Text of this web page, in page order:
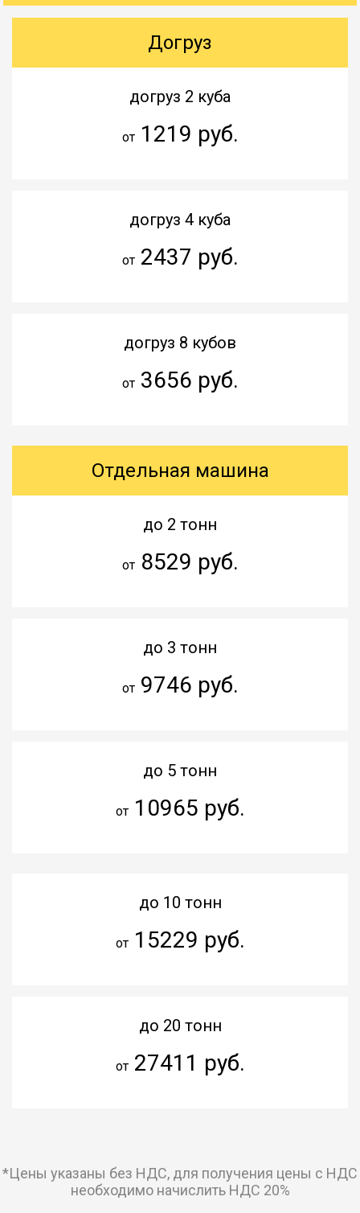
Догруз
догруз 2 куба
от1219 руб.
догруз 4 куба
от2437 руб.
догруз 8 кубов
от3656 руб.
Отдельная машина
до 2 тонн
от8529 руб.
до 3 тонн
от9746 руб.
до 5 тонн
от10965 руб.
до 10 тонн
от15229 руб.
до 20 тонн
от27411 руб.
*Цены указаны без НДС, для получения цены с НДС
необходимо начислить НДС 20%